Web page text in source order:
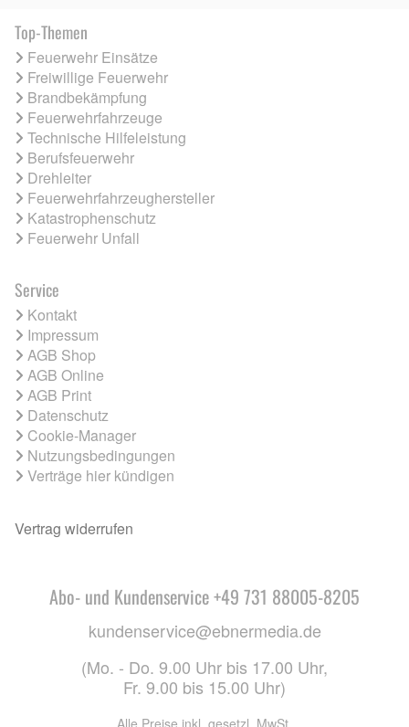
Top-Themen
Feuerwehr Einsätze
Freiwillige Feuerwehr
Brandbekämpfung
Feuerwehrfahrzeuge
Technische Hilfeleistung
Berufsfeuerwehr
Drehleiter
Feuerwehrfahrzeughersteller
Katastrophenschutz
Feuerwehr Unfall
Service
Kontakt
Impressum
AGB Shop
AGB Online
AGB Print
Datenschutz
Cookie-Manager
Nutzungsbedingungen
Verträge hier kündigen
Vertrag widerrufen
Abo- und Kundenservice +49 731 88005-8205
kundenservice@ebnermedia.de
(Mo. - Do. 9.00 Uhr bis 17.00 Uhr,
Fr. 9.00 bis 15.00 Uhr)